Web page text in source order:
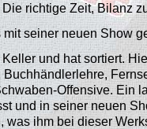
richtige Zeit, Bilanz
seiner neuen Show
und hat sortiert.
Offensive. Ein
und in seiner neuen
was ihm bei dieser